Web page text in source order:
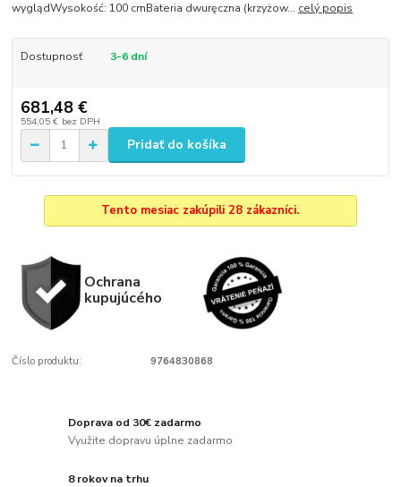
wyglądWysokość: 100 cmBateria dwuręczna (krzyżow... celý popis
Dostupnosť 3-6 dní
681,48 €
554,05 € bez DPH
Pridať do košíka
Tento mesiac zakúpili 28 zákazníci.
Ochrana
kupujúcého
Číslo produktu: 9764830868
Doprava od 30€ zadarmo
Využite dopravu úplne zadarmo
8 rokov na trhu